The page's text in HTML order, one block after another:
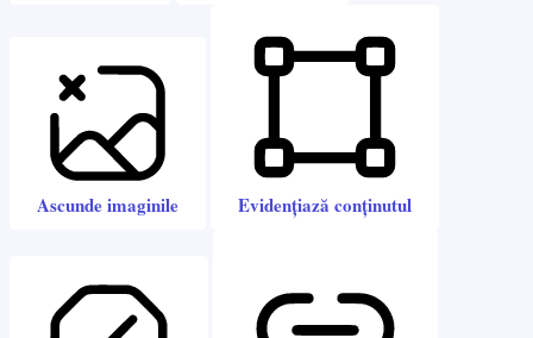
Ascunde imaginile Evidențiază conținutul